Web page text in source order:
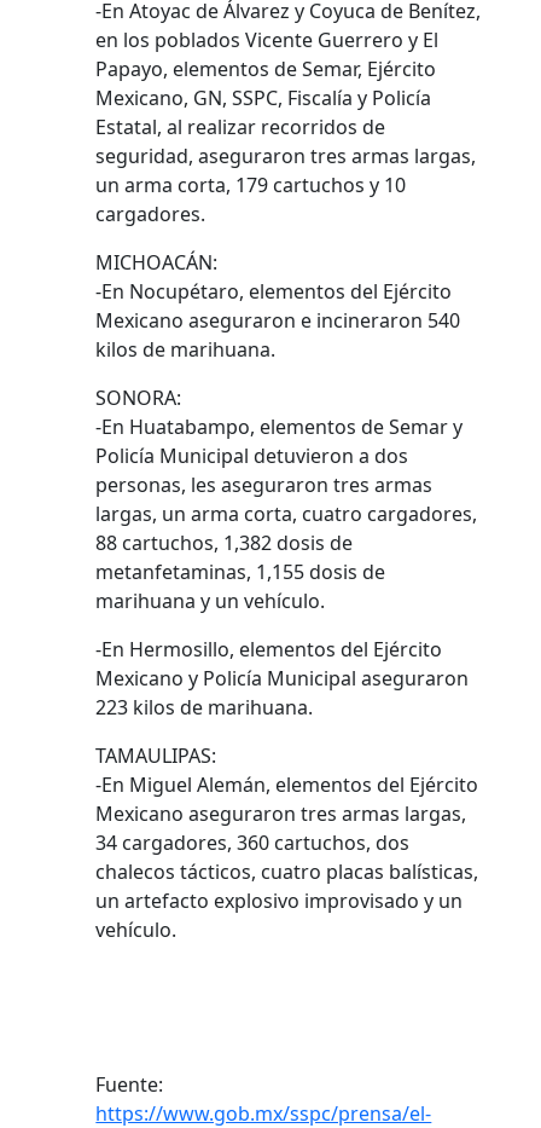
-En Atoyac de Álvarez y Coyuca de Benítez,
en los poblados Vicente Guerrero y El
Papayo, elementos de Semar, Ejército
Mexicano, GN, SSPC, Fiscalía y Policía
Estatal, al realizar recorridos de
seguridad, aseguraron tres armas largas,
un arma corta, 179 cartuchos y 10
cargadores.
MICHOACÁN:
-En Nocupétaro, elementos del Ejército
Mexicano aseguraron e incineraron 540
kilos de marihuana.
SONORA:
-En Huatabampo, elementos de Semar y
Policía Municipal detuvieron a dos
personas, les aseguraron tres armas
largas, un arma corta, cuatro cargadores,
88 cartuchos, 1,382 dosis de
metanfetaminas, 1,155 dosis de
marihuana y un vehículo.
-En Hermosillo, elementos del Ejército
Mexicano y Policía Municipal aseguraron
223 kilos de marihuana.
TAMAULIPAS:
-En Miguel Alemán, elementos del Ejército
Mexicano aseguraron tres armas largas,
34 cargadores, 360 cartuchos, dos
chalecos tácticos, cuatro placas balísticas,
un artefacto explosivo improvisado y un
vehículo.
Fuente:
https://www.gob.mx/sspc/prensa/el-